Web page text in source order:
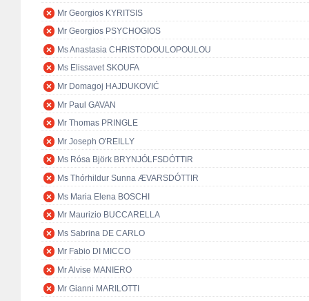
Mr Georgios KYRITSIS
Mr Georgios PSYCHOGIOS
Ms Anastasia CHRISTODOULOPOULOU
Ms Elissavet SKOUFA
Mr Domagoj HAJDUKOVIĆ
Mr Paul GAVAN
Mr Thomas PRINGLE
Mr Joseph O'REILLY
Ms Rósa Björk BRYNJÓLFSDÓTTIR
Ms Thórhildur Sunna ÆVARSDÓTTIR
Ms Maria Elena BOSCHI
Mr Maurizio BUCCARELLA
Ms Sabrina DE CARLO
Mr Fabio DI MICCO
Mr Alvise MANIERO
Mr Gianni MARILOTTI